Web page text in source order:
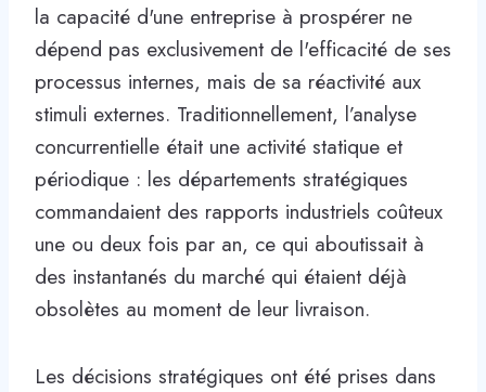
la capacité d'une entreprise à prospérer ne
dépend pas exclusivement de l'efficacité de ses
processus internes, mais de sa réactivité aux
stimuli externes. Traditionnellement, l’analyse
concurrentielle était une activité statique et
périodique : les départements stratégiques
commandaient des rapports industriels coûteux
une ou deux fois par an, ce qui aboutissait à
des instantanés du marché qui étaient déjà
obsolètes au moment de leur livraison.
Les décisions stratégiques ont été prises dans